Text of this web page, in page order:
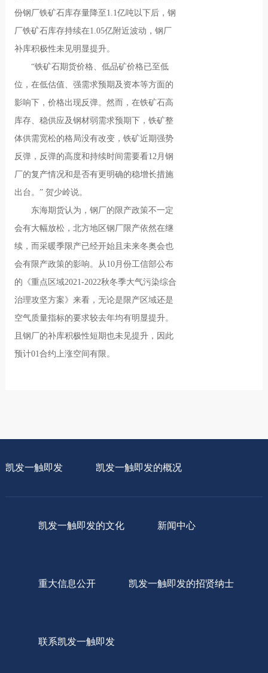
份钢厂铁矿石库存量降至1.1亿吨以下后，钢
厂铁矿石库存持续在1.05亿附近波动，钢厂
补库积极性未见明显提升。
“铁矿石期货价格、低品矿价格已至低
位，在低估值、强需求预期及资本等方面的
影响下，价格出现反弹。然而，在铁矿石高
库存、稳供应及钢材弱需求预期下，铁矿整
体供需宽松的格局没有改变，铁矿近期强势
反弹，反弹的高度和持续时间需要看12月钢
厂的复产情况和是否有更明确的稳增长措施
出台。” 贺少岭说。
东海期货认为，钢厂的限产政策不一定
会有大幅放松，北方地区钢厂限产依然在继
续，而采暖季限产已经开始且未来冬奥会也
会有限产政策的影响。从10月份工信部公布
的《重点区域2021-2022秋冬季大气污染综合
治理攻坚方案》来看，无论是限产区域还是
空气质量指标的要求较去年均有明显提升。
且钢厂的补库积极性短期也未见提升，因此
预计01合约上涨空间有限。
凯发一触即发 凯发一触即发的概况
凯发一触即发的文化 新闻中心
重大信息公开 凯发一触即发的招贤纳士
联系凯发一触即发